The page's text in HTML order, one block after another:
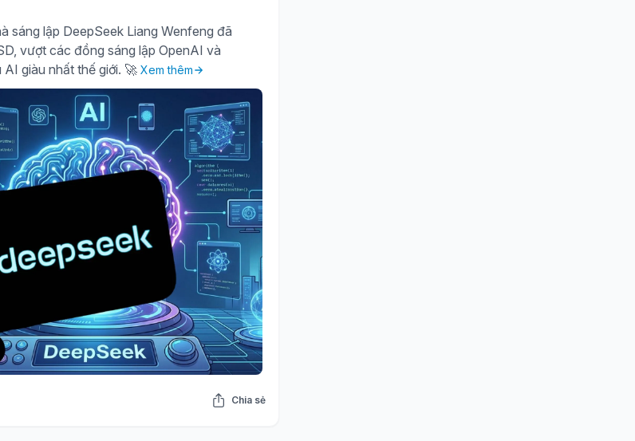
sáng lập DeepSeek Liang Wenfeng đã
vượt các đồng sáng lập OpenAI và
giàu nhất thế giới. 🚀 Xem thêm
Chia sẻ